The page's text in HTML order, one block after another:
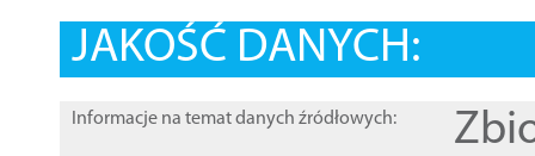
JAKOŚĆ DANYCH:
Informacje na temat danych źródłowych: